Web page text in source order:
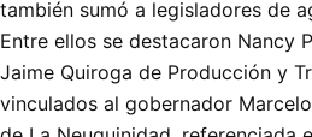
también sumó a legisladores de
Entre ellos se destacaron Nancy
Jaime Quiroga de Producción y
vinculados al gobernador